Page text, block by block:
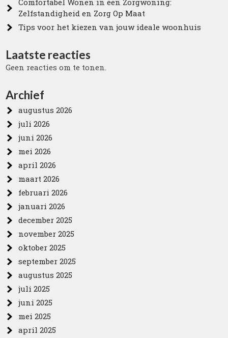
Comfortabel Wonen in een Zorgwoning:
Zelfstandigheid en Zorg Op Maat
Tips voor het kiezen van jouw ideale woonhuis
Laatste reacties
Geen reacties om te tonen.
Archief
augustus 2026
juli 2026
juni 2026
mei 2026
april 2026
maart 2026
februari 2026
januari 2026
december 2025
november 2025
oktober 2025
september 2025
augustus 2025
juli 2025
juni 2025
mei 2025
april 2025